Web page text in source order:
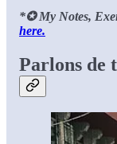
*✪ My Notes,
here.
Parlons de